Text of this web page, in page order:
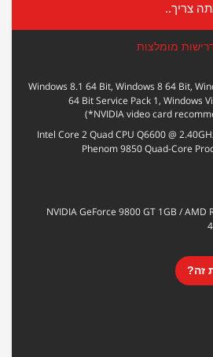
צריך..
מומלצות
Windows 8.1 64 Bit, Windows 8 64 Bit,
64 Bit Service Pack 1, Windows
(*NVIDIA video card
Intel Core 2 Quad CPU Q6600 @
Phenom 9850 Quad-Core
NVIDIA GeForce 9800 GT 1GB / AMD
זה?